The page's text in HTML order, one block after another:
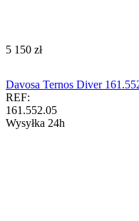
‍5 150‍ zł
Davosa Ternos Diver
REF:
161.552.05
Wysyłka 24h